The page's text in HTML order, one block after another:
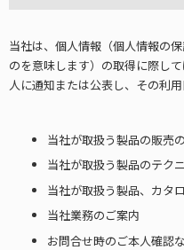
当社は、個人情報（個人情報の
のを意味します）の取得に際し
人に通知または公表し、その利
当社が取扱う製品の販売
当社が取扱う製品のテク
当社が取扱う製品、カタ
当社業務のご案内
お問合せ時のご本人確認